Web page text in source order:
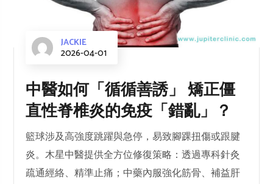
JACKIE
2026-04-01
中醫如何「循循善誘」 矯正僵
直性脊椎炎的免疫「錯亂」？
籃球涉及高強度跳躍與急停，易致腳踝扭傷或跟腱
炎。木星中醫提供全方位修復策略：透過專科針灸
疏通經絡、精準止痛；中藥內服強化筋骨、補益肝